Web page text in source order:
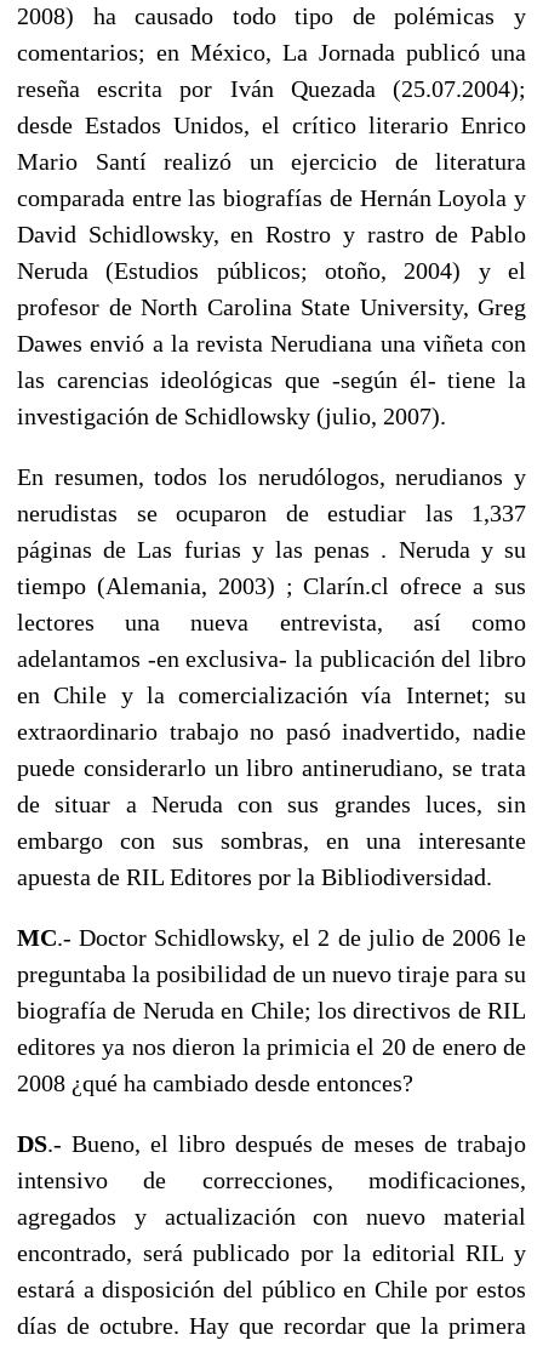
2008) ha causado todo tipo de polémicas y
comentarios; en México, La Jornada publicó una
reseña escrita por Iván Quezada (25.07.2004);
desde Estados Unidos, el crítico literario Enrico
Mario Santí realizó un ejercicio de literatura
comparada entre las biografías de Hernán Loyola y
David Schidlowsky, en Rostro y rastro de Pablo
Neruda (Estudios públicos; otoño, 2004) y el
profesor de North Carolina State University, Greg
Dawes envió a la revista Nerudiana una viñeta con
las carencias ideológicas que -según él- tiene la
investigación de Schidlowsky (julio, 2007).
En resumen, todos los nerudólogos, nerudianos y
nerudistas se ocuparon de estudiar las 1,337
páginas de Las furias y las penas . Neruda y su
tiempo (Alemania, 2003) ; Clarín.cl ofrece a sus
lectores una nueva entrevista, así como
adelantamos -en exclusiva- la publicación del libro
en Chile y la comercialización vía Internet; su
extraordinario trabajo no pasó inadvertido, nadie
puede considerarlo un libro antinerudiano, se trata
de situar a Neruda con sus grandes luces, sin
embargo con sus sombras, en una interesante
apuesta de RIL Editores por la Bibliodiversidad.
MC.- Doctor Schidlowsky, el 2 de julio de 2006 le
preguntaba la posibilidad de un nuevo tiraje para su
biografía de Neruda en Chile; los directivos de RIL
editores ya nos dieron la primicia el 20 de enero de
2008 ¿qué ha cambiado desde entonces?
DS.- Bueno, el libro después de meses de trabajo
intensivo de correcciones, modificaciones,
agregados y actualización con nuevo material
encontrado, será publicado por la editorial RIL y
estará a disposición del público en Chile por estos
días de octubre. Hay que recordar que la primera